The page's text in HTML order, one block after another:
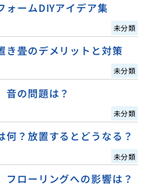
ォームDIYアイデア集
未分類
き畳のデメリットと対策
未分類
音の問題は？
未分類
何？放置するとどうなる？
未分類
フローリングへの影響は？